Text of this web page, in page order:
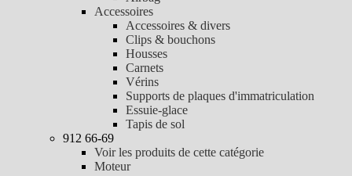
Accessoires
Accessoires & divers
Clips & bouchons
Housses
Carnets
Vérins
Supports de plaques d'immatriculation
Essuie-glace
Tapis de sol
912 66-69
Voir les produits de cette catégorie
Moteur